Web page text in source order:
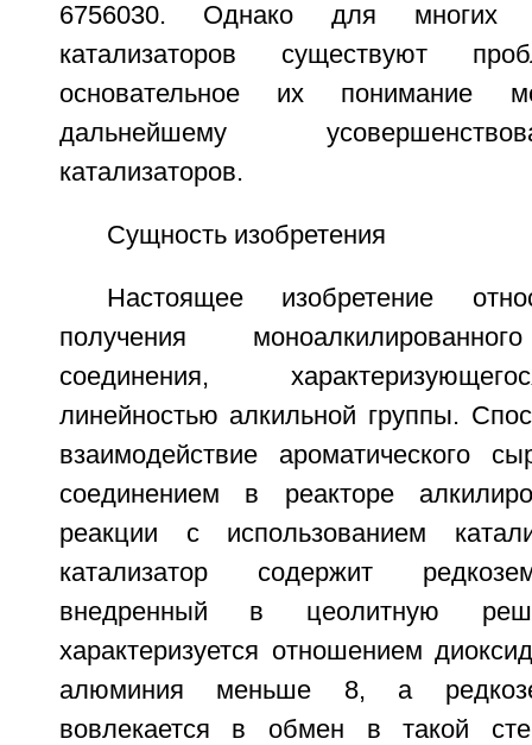
6756030. Однако для многих
катализаторов существуют
основательное их понимание
дальнейшему
катализаторов.
Сущность изобретения
Настоящее изобретение
получения
соединения,
линейностью алкильной группы.
взаимодействие ароматического
соединением в реакторе
реакции с использованием
катализатор содержит
внедренный в цеолитную
характеризуется отношением
алюминия меньше 8, а
вовлекается в обмен в такой